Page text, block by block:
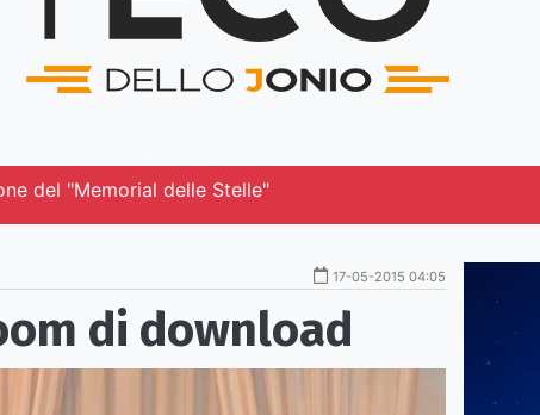
del "Memorial delle Stelle"
17-05-2015 04:05
di download